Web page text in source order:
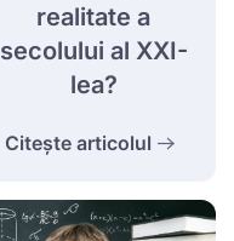
realitate a
secolului al XXI-
lea?
Citește articolul